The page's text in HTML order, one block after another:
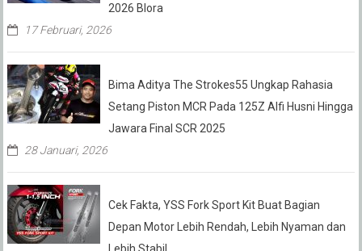
2026 Blora
17 Februari, 2026
Bima Aditya The Strokes55 Ungkap Rahasia
Setang Piston MCR Pada 125Z Alfi Husni Hingga
Jawara Final SCR 2025
28 Januari, 2026
Cek Fakta, YSS Fork Sport Kit Buat Bagian
Depan Motor Lebih Rendah, Lebih Nyaman dan
Lebih Stabil